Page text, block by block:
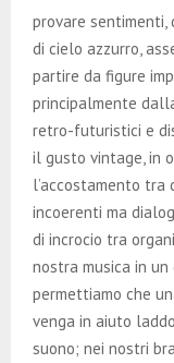
provare
di cielo azzurro,
partire da figure
principalmente
retro-futuristici e
il gusto vintage, in
l’accostamento tra
incoerenti ma
di incrocio tra
nostra musica in
permettiamo che
venga in aiuto
suono; nei nostri